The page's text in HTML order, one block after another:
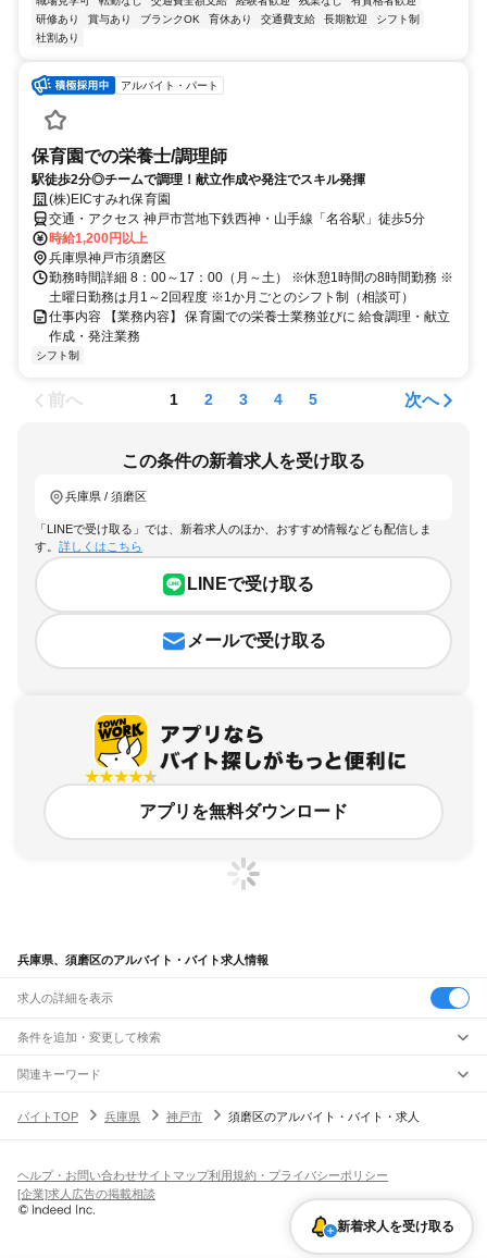
研修あり
賞与あり ブランクOK 育休あり 交通費支給 長期歓迎
シフト制
社割あり
アルバイト・パート
保育園での栄養士/調理師
駅徒歩2分◎チームで調理！献立作成や発注でスキル発揮
(株)EICすみれ保育園
交通・アクセス 神戸市営地下鉄西神・山手線「名谷駅」徒歩5分
時給1,200円以上
兵庫県神戸市須磨区
勤務時間詳細 8：00～17：00（月～土） ※休憩1時間の8時間勤務 ※
土曜日勤務は月1～2回程度 ※1か月ごとのシフト制（相談可）
仕事内容 【業務内容】 保育園での栄養士業務並びに 給食調理・献立
作成・発注業務
シフト制
前へ 1 2 3 4 5 次へ
この条件の新着求人を受け取る
兵庫県 / 須磨区
「LINEで受け取る」では、新着求人のほか、おすすめ情報なども配信しま
す。 詳しくはこちら
LINEで受け取る
メールで受け取る
アプリを無料ダウンロード
兵庫県、須磨区のアルバイト・バイト求人情報
求人の詳細を表示
条件を追加・変更して検索
市区町村を追加・変更
兵庫県すべて
姫路市尼崎市明石市西宮市洲本市芦屋市伊丹市相生市豊岡市加古川市
西脇市宝塚市三木市 三田市加西市丹波篠山市養父市
たつの市川辺郡多可郡加古郡
駅を追加・変更
尼崎駅 立花駅甲子園口駅 さくら夙川駅 芦屋駅 甲南山手駅
六甲道駅摩耶駅灘駅三ノ宮駅元町駅神戸駅
JR神戸線(神戸～姫路)
須磨駅 塩屋駅垂水駅舞子駅朝霧駅
加古川駅宝殿駅曽根駅
飲食・フードサービス
飲食・フードサービス
ホールスタッフ
皿洗い・洗い場精肉・鮮魚加工
バー（BAR）・バーテンダー
飲食店（店長・マネージャー）
特徴を追加・変更
人気
髪型・髪色自由ひげOKネイルOK
留学生・外国人活躍中
関連キーワード
兵庫県 神戸市 須磨区 関西エリア
兵庫県 神戸市 須磨区 神戸女子大学
バイトTOP 兵庫県 神戸市 須磨区のアルバイト・バイト・求人
新着求人を受け取る
ヘルプ・お問い合わせサイトマップ利用規約・プライバシーポリシー
[企業]求人広告の掲載相談